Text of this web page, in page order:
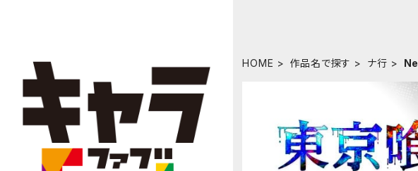
HOME 作品名で探す ナ行